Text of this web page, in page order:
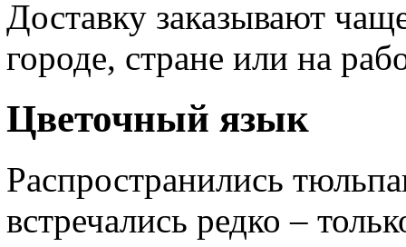
Доставку заказывают
городе, стране или на
Цветочный язык
Распространились
встречались редко –